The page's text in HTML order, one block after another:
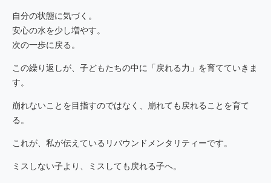
自分の状態に気づく。
安心の水を少し増やす。
次の一歩に戻る。
この繰り返しが、子どもたちの中に「戻れる力」を育てていきま
す。
崩れないことを目指すのではなく、崩れても戻れることを育て
る。
これが、私が伝えているリバウンドメンタリティーです。
ミスしない子より、ミスしても戻れる子へ。